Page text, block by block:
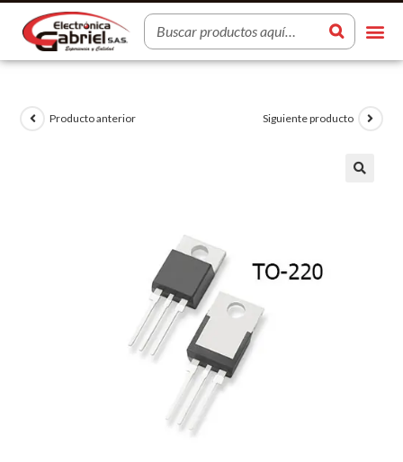
Producto anterior Siguiente producto